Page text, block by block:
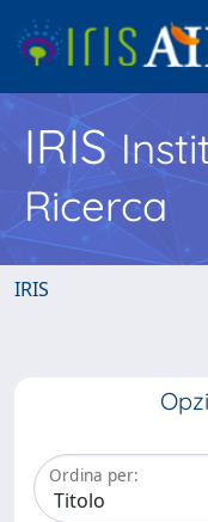
IRIS
Ricerca
IRIS
Ordina per: